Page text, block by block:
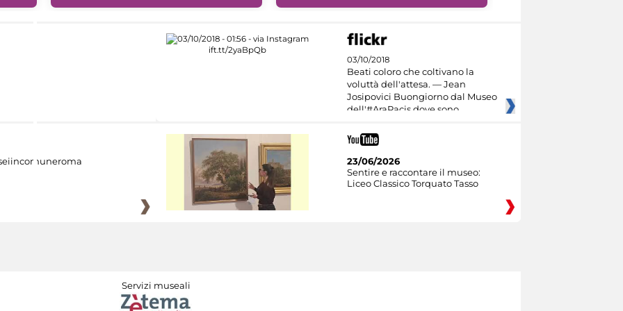
03/10/2018
Beati coloro che coltivano la
voluttà dell'attesa. — Jean
Josipovici Buongiorno dal Museo
dell'#AraPacis dove sono
23/06/2026
Sentire e raccontare il museo:
Liceo Classico Torquato Tasso
Servizi museali